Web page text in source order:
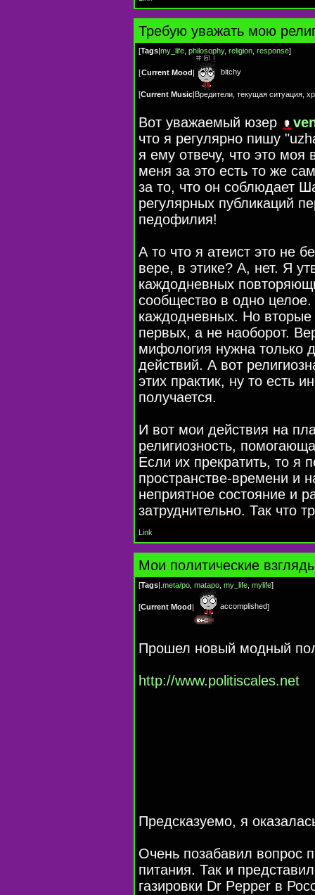
Требую уважать мою
[Tags|my_life philosophy, religion response]
[Current Mood| bitchy
[Current Music|Вредители, текущая ситуация,
Вот уважаемый юзер
что я регулярно пишу
я ему отвечу, что это моя
меня за это есть то же
за то, что он соблюдает
регулярных публикаций
педофилия!
А то что я атеист это не
вере, в этике? А, нет. Я
каждодневных
сообщество в одно
каждодневных. Но вторые
первых, а не наоборот.
мифология нужна только
действий. А вот
этих практик, ну то есть
получается.
И вот мои действия на
религиозность,
Если их прекратить, то я
пространстве-времени и
неприятное состояние и
затруднительно. Так что
Link
Мои политические
[Tags .meta/po matapo my_life mylife]
[Current Mood accomplished]
Прошел новый модный
http://www.politiscales.net
Предсказуемо, я
Очень позабавил вопрос
питания. Так и
газировки Dr Pepper в